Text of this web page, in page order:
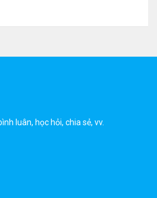
luân, học hỏi, chia sẻ, vv.